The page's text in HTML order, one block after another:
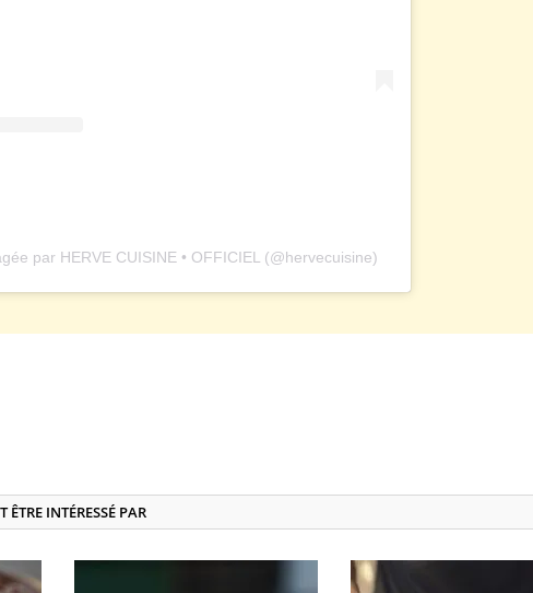
par HERVE CUISINE • OFFICIEL (@hervecuisine)
INTÉRESSÉ PAR